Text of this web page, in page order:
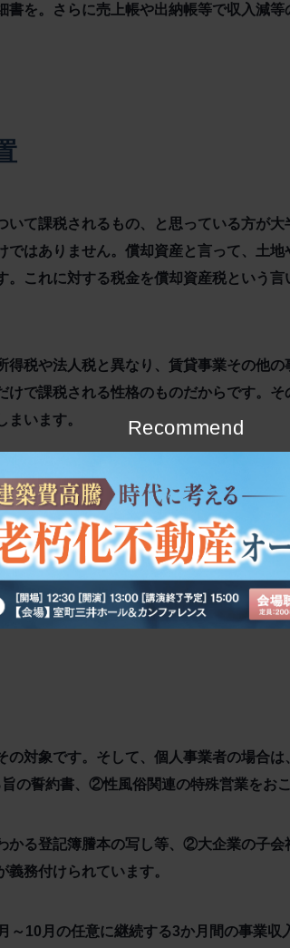
書を。さらに売上帳や出納帳等で収入減
いて課税されるもの、と思っている方が
はありません。償却資産と言って、土
。これに対する税金を償却資産税という
得税や法人税と異なり、賃貸事業その他
けで課税される性格のものだからです。
います。
大幅に減少している中小企業者、小規模
つまり令和3年度の固定資産税、都市計画
ん。
の対象です。そして、個人事業者の場合
の誓約書、②性風俗関連の特殊営業をお
かる登記簿謄本の写し等、②大企業の子
務付けられています。
～10月の任意に継続する3か月間の事業収
Recommend